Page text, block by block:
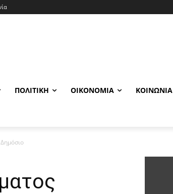
ΠΟΛΙΤΙΚΉ ΟΙΚΟΝΟΜΊΑ ΚΟΙΝΩΝΊΑ